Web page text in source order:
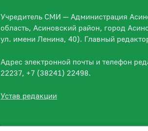
Учредитель СМИ — Администрация
область, Асиновский район, город
ул. имени Ленина, 40). Главный
Адрес электронной почты и телефон
22237, +7 (38241) 22498.
Устав редакции